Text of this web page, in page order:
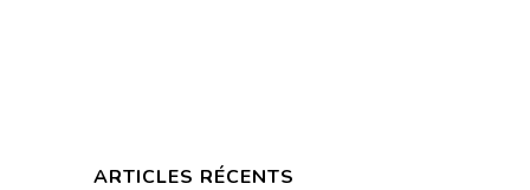
ARTICLES RÉCENTS